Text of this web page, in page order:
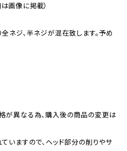
画像に掲載）
ネジ、半ネジが混在致します。予め
が異なる為、購入後の商品の変更は
いますので、ヘッド部分の削りやサ